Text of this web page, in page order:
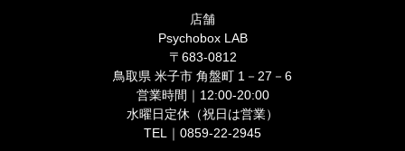
店舗
Psychobox LAB
〒683-0812
鳥取県 米子市 角盤町 1－27－6
営業時間｜12:00-20:00
水曜日定休（祝日は営業）
TEL｜0859-22-2945